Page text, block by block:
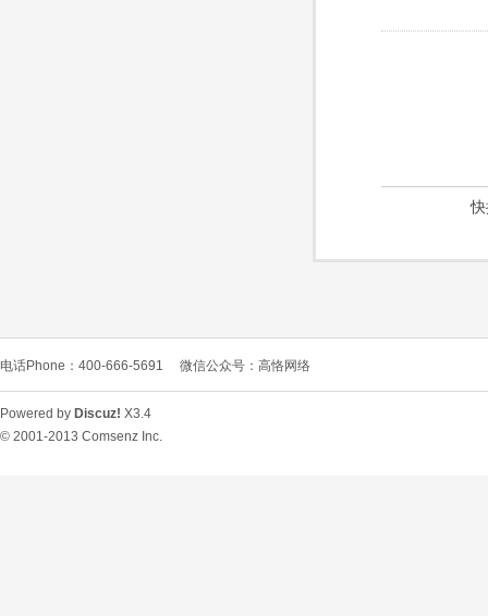
电话Phone：400-666-5691 微信公众号：高恪网络
Powered by Discuz! X3.4
© 2001-2013 Comsenz Inc.